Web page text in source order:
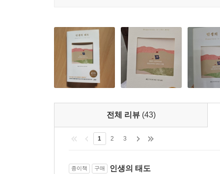
사람들에게 이 책은 삶을 견고하게 지탱해줄 지표
전체 리뷰 (43)
1 2 3
종이책 구매 인생의 태도